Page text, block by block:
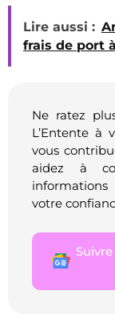
Lire aussi :
frais de port
Ne ratez
L’Entente à
vous
aidez à
votre